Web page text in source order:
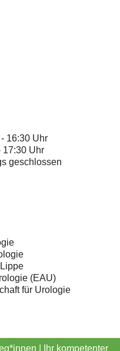
16:30 Uhr
17:30 Uhr
geschlossen
(EAU)
für Urologie
| Ihr kompetenter